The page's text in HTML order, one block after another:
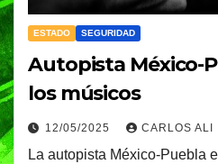
ESTADO SEGURIDAD
Autopista México-
los músicos
12/05/2025 CARLOS ALI
La autopista México-Puebla